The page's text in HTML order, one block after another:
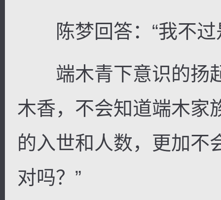
陈梦回答：“我不过
端木青下意识的扬起
木香，不会知道端木家
的入世和人数，更加不
对吗？”